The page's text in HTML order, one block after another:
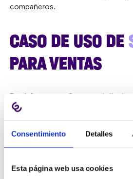
Consentimiento Detalles
Esta página web usa cookies
compañeros.
CASO DE USO DE
PARA VENTAS
Daniel no para.
Se pasa el día de
arriba, coche abajo,
usar Shomi, olvidaba
poder tomar notas mientras
Ahora, con Shomi, todo ha